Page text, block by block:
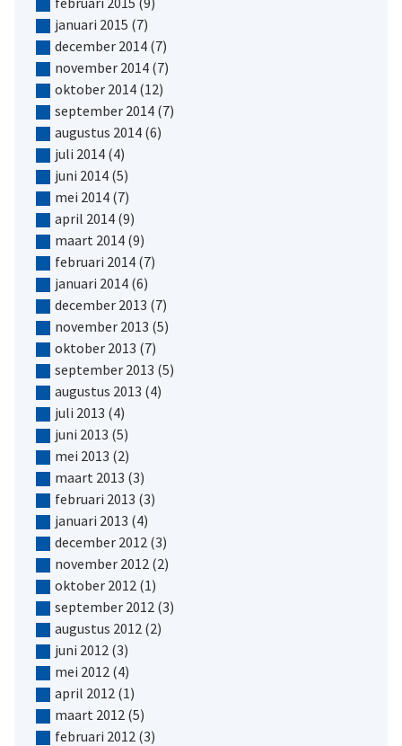
januari 2015 (7)
december 2014(7)
november 2014(7)
oktober 2014(12)
september 2014(7)
augustus 2014(6)
juli 2014(4)
juni 2014(5)
mei 2014(7)
april 2014(9)
maart 2014(9)
februari 2014(7)
januari 2014(6)
december 2013 (7)
november 2013 (5)
oktober 2013 (7)
september 2013 (5)
augustus 2013 (4)
juli 2013 (4)
juni 2013 (5)
mei 2013 (2)
maart 2013 (3)
februari 2013 (3)
januari 2013 (4)
december 2012 (3)
november 2012 (2)
oktober 2012 (1)
september 2012 (3)
augustus 2012 (2)
juni 2012 (3)
mei 2012 (4)
april 2012 (1)
maart 2012 (5)
februari 2012 (3)